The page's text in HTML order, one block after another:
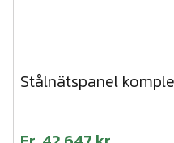
Stålnätspanel